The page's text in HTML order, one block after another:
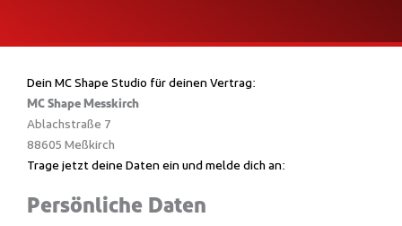
Dein MC Shape Studio für deinen Vertrag:
MC Shape Messkirch
Ablachstraße 7
88605 Meßkirch
Trage jetzt deine Daten ein und melde dich an:
Persönliche Daten